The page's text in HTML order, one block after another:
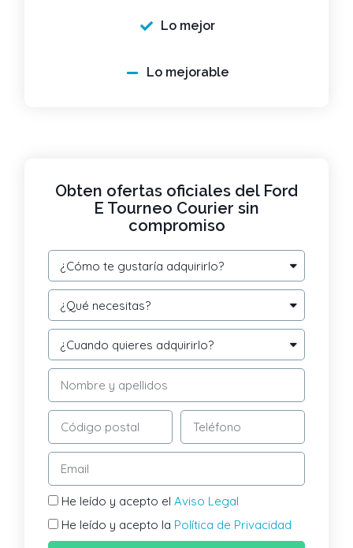
Lo mejor
Lo mejorable
Obten ofertas oficiales del Ford
E Tourneo Courier sin
compromiso
He leído y acepto elAviso Legal
He leído y acepto la Política de Privacidad